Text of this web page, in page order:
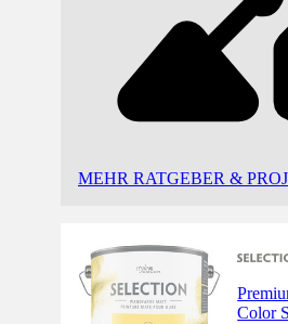
MEHR RATGEBER &
Color